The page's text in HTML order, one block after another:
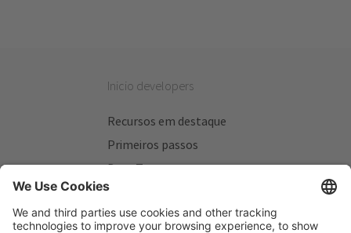
Inicio developers
Recursos em destaque
Primeiros passos
Beta Testers
Meus Planos